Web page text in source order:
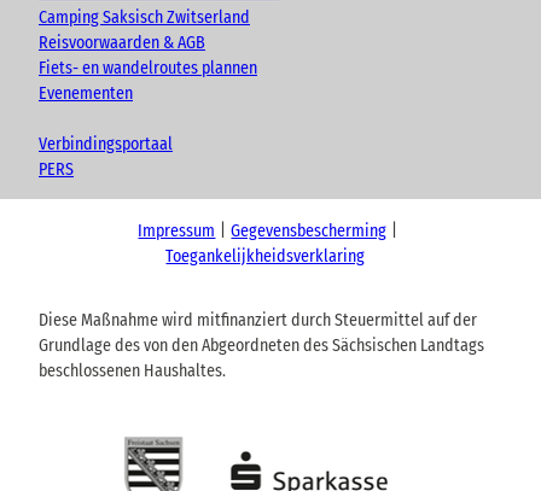
Camping Saksisch Zwitserland
Reisvoorwaarden & AGB
Fiets- en wandelroutes plannen
Evenementen
Verbindingsportaal
PERS
Impressum
Gegevensbescherming
Toegankelijkheidsverklaring
Diese Maßnahme wird mitfinanziert durch Steuermittel auf der
Grundlage des von den Abgeordneten des Sächsischen Landtags
beschlossenen Haushaltes.